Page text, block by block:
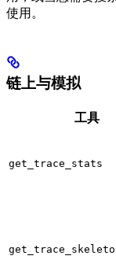
使用。
链上与模拟
工具
get_trace_stats